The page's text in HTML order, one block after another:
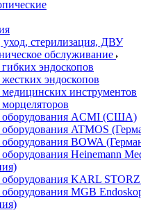
уход, стерилизация, ДВУ
обслуживание
эндоскопов
эндоскопов
инструментов
оборудования ACMI (США)
ATMOS
BOWA
Heinemann
KARL
MGB